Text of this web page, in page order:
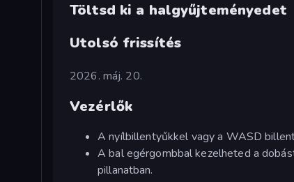
Töltsd ki a halgyűjteményedet
Utolsó frissítés
2026. máj. 20.
Vezérlők
A nyílbillentyűkkel vagy a WASD
A bal egérgombbal kezelheted a
pillanatban.